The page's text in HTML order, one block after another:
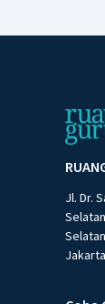
Jl. Dr.